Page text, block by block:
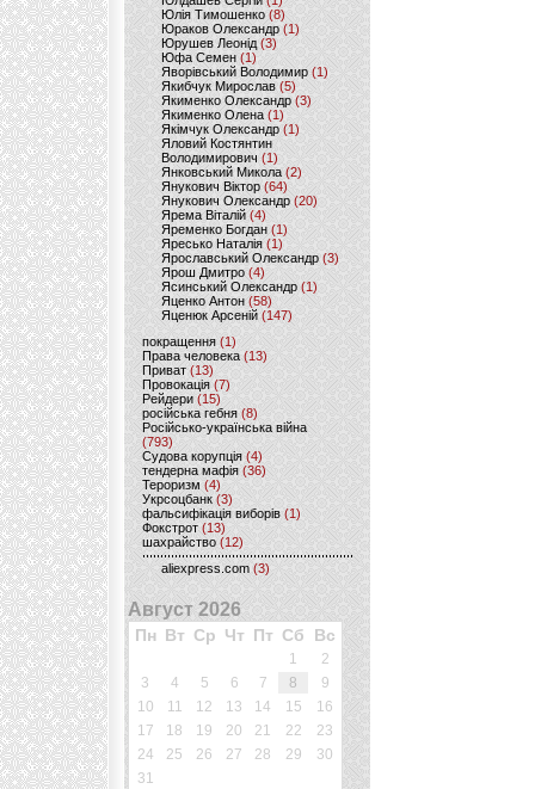
Юлія Тимошенко (8)
Юраков Олександр (1)
Юрушев Леонід (3)
Юфа Семен (1)
Яворівський Володимир (1)
Якибчук Мирослав (5)
Якименко Олександр (3)
Якименко Олена(1)
Якімчук Олександр (1)
Яловий Костянтин
Володимирович (1)
Янковський Микола(2)
Янукович Віктор (64)
Янукович Олександр(20)
Ярема Віталій(4)
Яременко Богдан(1)
Яресько Наталія(1)
Ярославський Олександр (3)
Ярош Дмитро (4)
Ясинський Олександр (1)
Яценко Антон(58)
Яценюк Арсеній (147)
покращення (1)
Права человека(13)
Приват (13)
Провокація (7)
Рейдери (15)
російська гебня (8)
Російсько-українська війна
(793)
Судова корупція (4)
тендерна мафія (36)
Тероризм (4)
Укрсоцбанк (3)
фальсифікація виборів (1)
Фокстрот(13)
шахрайство (12)
aliexpress.com (3)
Август 2026
Пн Вт Ср Чт Пт Сб Вс
1
2
3
4 5 6 7 8
9
10
11 12 13 14 15
16
17
18 19 20 21 22
23
24
25 26 27 28 29
30
31